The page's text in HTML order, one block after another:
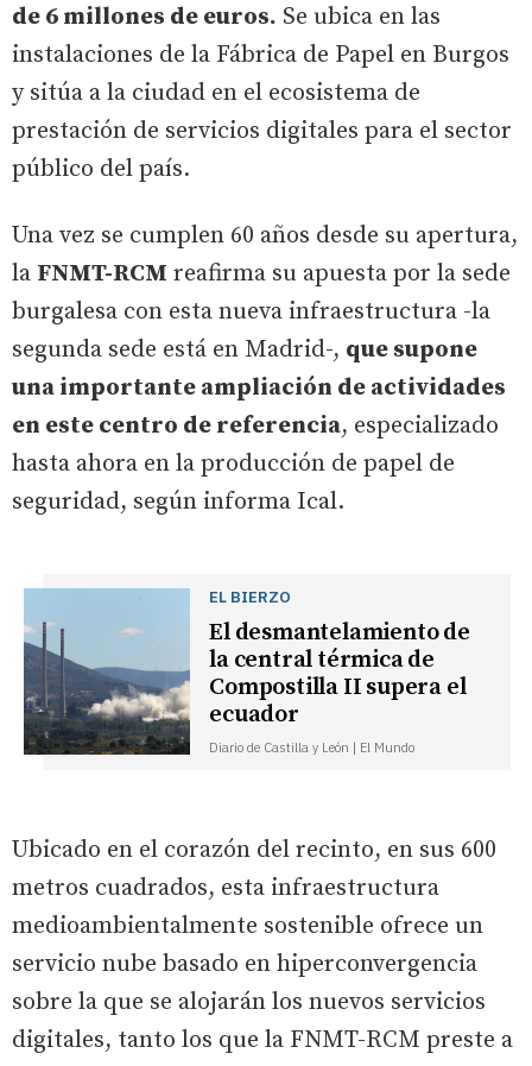
de 6 millones de euros. Se ubica en las
instalaciones de la Fábrica de Papel en Burgos
y sitúa a la ciudad en el ecosistema de
prestación de servicios digitales para el sector
público del país.
Una vez se cumplen 60 años desde su apertura,
la FNMT-RCM reafirma su apuesta por la sede
burgalesa con esta nueva infraestructura -la
segunda sede está en Madrid-, que supone
una importante ampliación de actividades
en este centro de referencia, especializado
hasta ahora en la producción de papel de
seguridad, según informa Ical.
EL BIERZO
El desmantelamiento de
la central térmica de
Compostilla II supera el
ecuador
Diario de Castilla y León | El Mundo
Ubicado en el corazón del recinto, en sus 600
metros cuadrados, esta infraestructura
medioambientalmente sostenible ofrece un
servicio nube basado en hiperconvergencia
sobre la que se alojarán los nuevos servicios
digitales, tanto los que la FNMT-RCM preste a